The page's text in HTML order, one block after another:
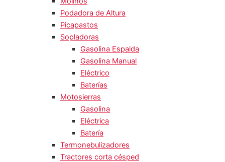
Podadora de Altura
Picapastos
Sopladoras
Gasolina Espalda
Gasolina Manual
Eléctrico
Baterías
Motosierras
Gasolina
Eléctrica
Batería
Termonebulizadores
Tractores corta césped